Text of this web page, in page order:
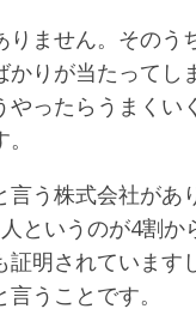
ません。そのう
りが当たってし
ったらうまくい
う株式会社があ
というのが4割か
明されています
うことです。